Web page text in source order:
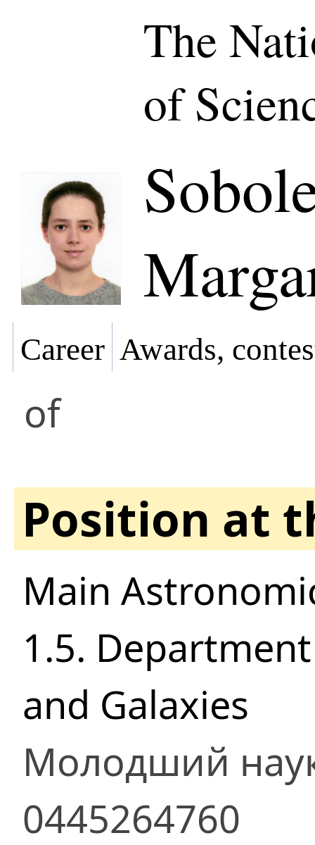
The
of
Career Awards,
of
Position at
Main
1.5.
and Galaxies
Молодший
0445264760